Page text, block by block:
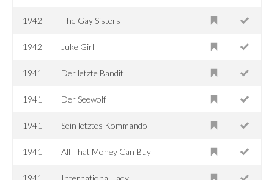
1942 The Gay Sisters
1942 Juke Girl
1941 Der letzte Bandit
1941 Der Seewolf
1941 Sein letztes Kommando
1941 All That Money Can Buy
1941 International Lady